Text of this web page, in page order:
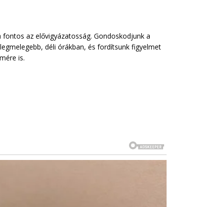
az elővigyázatosság. Gondoskodjunk a
déli órákban, és fordítsunk figyelmet
is.